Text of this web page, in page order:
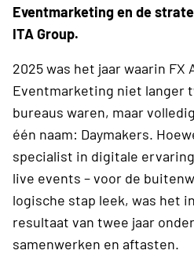
Eventmarketing en de
ITA Group.​
2025 was het jaar waarin FX
Eventmarketing niet langer
bureaus waren, maar
één naam: Daymakers.
specialist in digitale
live events – voor de
logische stap leek, was het
resultaat van twee jaar
samenwerken en aftasten.